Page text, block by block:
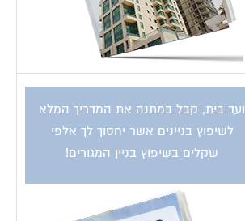
ועד בית, קבל במתנה את המדריך המלא
לשיפוץ בניינים אשר יחסוך לך אלפי
שקלים בשיפוץ בניין המגורים!